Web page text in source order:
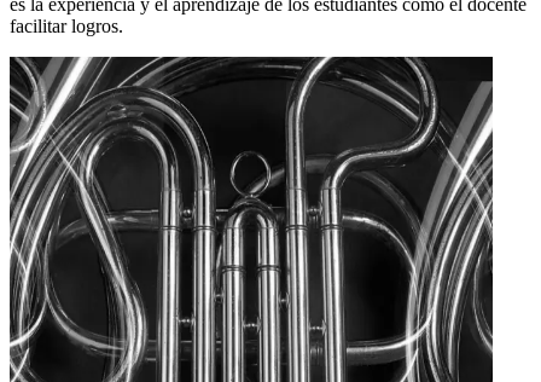
es la experiencia y el aprendizaje de los estudiantes como el docente
facilitar logros.